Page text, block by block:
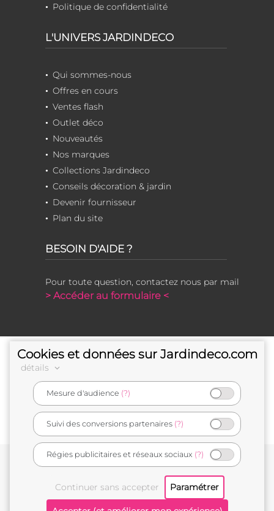
Politique de confidentialité
L'UNIVERS JARDINDECO
Qui sommes-nous
Offres en cours
Ventes flash
Outlet déco
Nouveautés
Nos marques
Collections Jardindeco
Conseils décoration & jardin
Devenir fournisseur
Plan du site
BESOIN D'AIDE ?
Pour toute question, contactez nous par mail
> Accéder au formulaire <
e-commerçant français
Cookies et données sur Jardindeco.com
détails
Mesure d'audience (?)
Suivi des conversions partenaires (?)
Régies publicitaires et réseaux sociaux (?)